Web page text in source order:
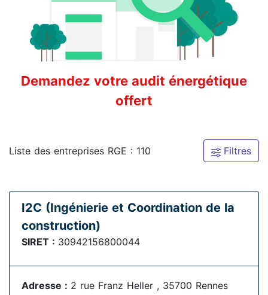
Demandez votre audit énergétique
offert
Liste des entreprises RGE : 110 Filtres
I2C (Ingénierie et Coordination de la
construction)
SIRET : 30942156800044
Adresse : 2 rue Franz Heller , 35700 Rennes